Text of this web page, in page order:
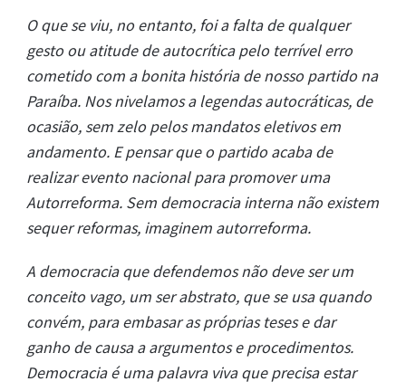
O que se viu, no entanto, foi a falta de qualquer
gesto ou atitude de autocrítica pelo terrível erro
cometido com a bonita história de nosso partido na
Paraíba. Nos nivelamos a legendas autocráticas, de
ocasião, sem zelo pelos mandatos eletivos em
andamento. E pensar que o partido acaba de
realizar evento nacional para promover uma
Autorreforma. Sem democracia interna não existem
sequer reformas, imaginem autorreforma.
A democracia que defendemos não deve ser um
conceito vago, um ser abstrato, que se usa quando
convém, para embasar as próprias teses e dar
ganho de causa a argumentos e procedimentos.
Democracia é uma palavra viva que precisa estar